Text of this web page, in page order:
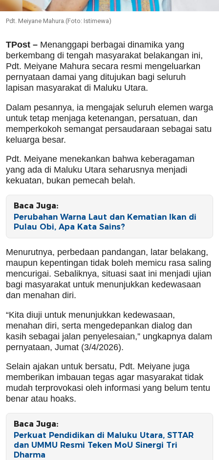
Pdt. Meiyane Mahura.(Foto: Istimewa)
TPost – Menanggapi berbagai dinamika yang
berkembang di tengah masyarakat belakangan ini,
Pdt. Meiyane Mahura secara resmi mengeluarkan
pernyataan damai yang ditujukan bagi seluruh
lapisan masyarakat di Maluku Utara.
Dalam pesannya, ia mengajak seluruh elemen warga
untuk tetap menjaga ketenangan, persatuan, dan
memperkokoh semangat persaudaraan sebagai satu
keluarga besar.
Pdt. Meiyane menekankan bahwa keberagaman
yang ada di Maluku Utara seharusnya menjadi
kekuatan, bukan pemecah belah.
Baca Juga:
Perubahan Warna Laut dan Kematian Ikan di
Pulau Obi, Apa Kata Sains?
Menurutnya, perbedaan pandangan, latar belakang,
maupun kepentingan tidak boleh memicu rasa saling
mencurigai. Sebaliknya, situasi saat ini menjadi ujian
bagi masyarakat untuk menunjukkan kedewasaan
dan menahan diri.
“Kita diuji untuk menunjukkan kedewasaan,
menahan diri, serta mengedepankan dialog dan
kasih sebagai jalan penyelesaian,” ungkapnya dalam
pernyataan, Jumat (3/4/2026).
Selain ajakan untuk bersatu, Pdt. Meiyane juga
memberikan imbauan tegas agar masyarakat tidak
mudah terprovokasi oleh informasi yang belum tentu
benar atau hoaks.
Baca Juga:
Perkuat Pendidikan di Maluku Utara, STTAR
dan UMMU Resmi Teken MoU Sinergi Tri
Dharma